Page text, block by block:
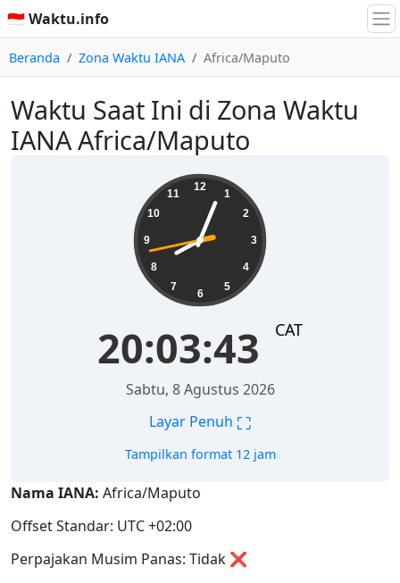
🇮🇩 Waktu.info
Beranda Zona Waktu IANA Africa/Maputo
Waktu Saat Ini di Zona Waktu
IANA Africa/Maputo
12
1
2
3
4
5
6
7
8
9
10
11
20:03:44 CAT
Sabtu, 8 Agustus 2026
Layar Penuh ⛶
Tampilkan format 12 jam
Nama IANA: Africa/Maputo
Offset Standar: UTC +02:00
Perpajakan Musim Panas: Tidak ❌